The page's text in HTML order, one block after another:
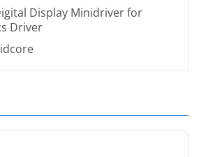
Display Minidriver for
Driver